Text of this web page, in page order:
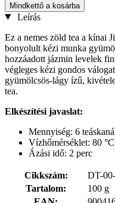
Mindkettő a kosárba
Leírás
Ez a nemes zöld tea a kínai
bonyolult kézi munka
hozzáadott jázmin levelek
végleges kézi gondos
gyümölcsös-lágy ízű,
tea.
Elkészítési javaslat:
Mennyiség: 6
Vízhőmérséklet: 80 °C
Ázási idő: 2 perc
Cikkszám:
DT-
Tartalom:
100 g